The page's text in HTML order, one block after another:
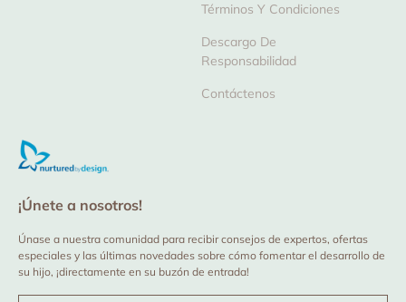
Términos Y Condiciones
Descargo De
Responsabilidad
Contáctenos
¡Únete a nosotros!
Únase a nuestra comunidad para recibir consejos de expertos, ofertas
especiales y las últimas novedades sobre cómo fomentar el desarrollo de
su hijo, ¡directamente en su buzón de entrada!